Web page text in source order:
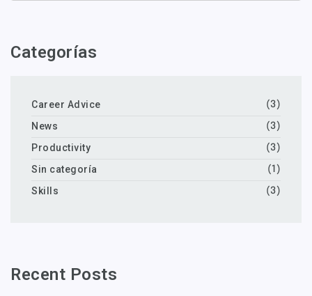
Categorías
Career Advice (3)
News (3)
Productivity (3)
Sin categoría (1)
Skills (3)
Recent Posts